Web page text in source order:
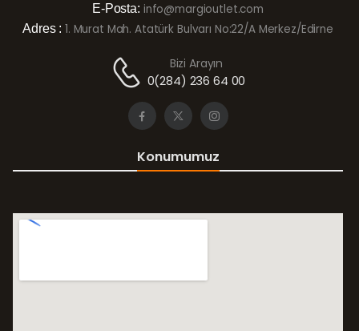
E-Posta: info@margioutlet.com
Adres : 1. Murat Mah. Atatürk Bulvarı No:22/A Merkez/Edirne
Bizi Arayın
0(284) 236 64 00
Konumumuz